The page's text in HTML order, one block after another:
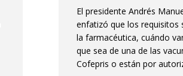
El presidente Andrés
enfatizó que los requisitos
la farmacéutica, cuándo
que sea de una de las
Cofepris o están por